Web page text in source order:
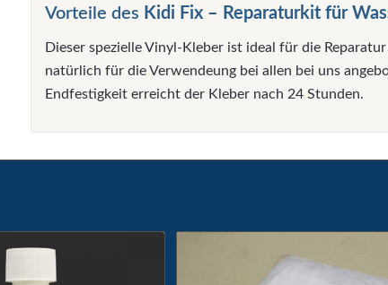
Vorteile des Kidi Fix – Reparaturkit für
Dieser spezielle Vinyl-Kleber ist ideal für die
natürlich für die Verwendeung bei allen bei uns
Endfestigkeit erreicht der Kleber nach 24 Stunden.